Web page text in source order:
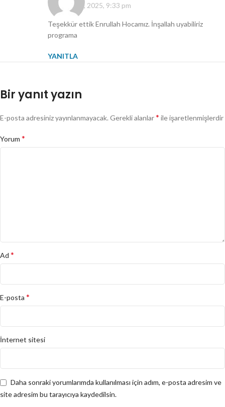
Temmuz 29, 2025, 9:33 pm
Teşekkür ettik Enrullah Hocamız. İnşallah uyabiliriz
programa
YANITLA
Bir yanıt yazın
E-posta adresiniz yayınlanmayacak. Gerekli alanlar* ile işaretlenmişlerdir
Yorum *
Ad *
E-posta *
İnternet sitesi
Daha sonraki yorumlarımda kullanılması için adım, e-posta adresim ve
site adresim bu tarayıcıya kaydedilsin.